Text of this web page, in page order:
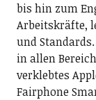
bis hin zum
Arbeitskräfte,
und
in allen
verklebtes
Fairphone